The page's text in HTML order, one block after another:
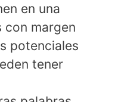
en una
con margen
potenciales
tener